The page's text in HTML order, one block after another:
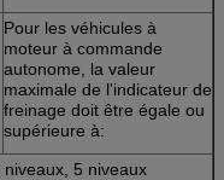
Pour les véhicules à
moteur à commande
autonome, la valeur
maximale de l'indicateur de
freinage doit être égale ou
supérieure à:
5 niveaux